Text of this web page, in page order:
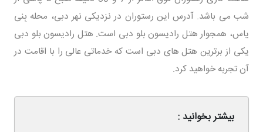
شب می باشد. آدرس این رستوران در نزدیکی نهر دبی، محله بِنی
یاس، همجوار هتل رادیسون بلو دبی است. هتل رادیسون بلو دبی
یکی از برترین هتل های دبی است که خدماتی عالی را با اقامت در
آن تجربه خواهید کرد.
بیشتر بخوانید :